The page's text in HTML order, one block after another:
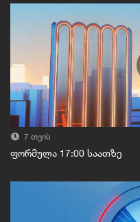
7 თვის
ფორმულა 17:00 საათზე